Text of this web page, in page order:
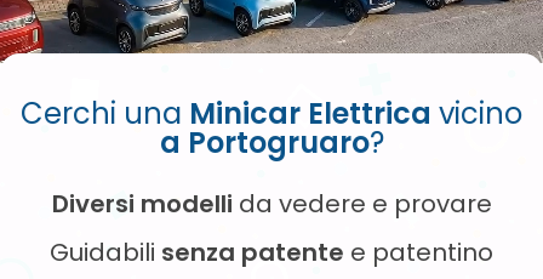
Cerchi una Minicar Elettrica vicino
a Portogruaro?
Diversi modelli da vedere e provare
Guidabili senza patente e patentino